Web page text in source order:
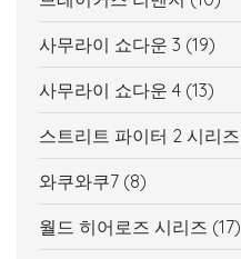
사무라이 쇼다운 3 (19)
사무라이 쇼다운 4 (13)
스트리트 파이터 2 시리즈
와쿠와쿠7 (8)
월드 히어로즈 시리즈 (17)